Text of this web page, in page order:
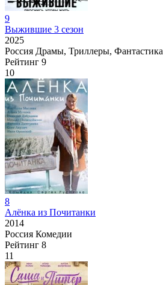
9
Выжившие 3 сезон
2025
Россия Драмы, Триллеры, Фантастика
Рейтинг 9
10
8
Алёнка из Почитанки
2014
Россия Комедии
Рейтинг 8
11